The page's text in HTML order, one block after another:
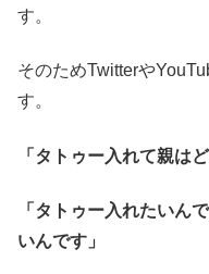
す。
そのためTwitterや
す。
「タトゥー入れて親は
「タトゥー入れたいん
いんです」